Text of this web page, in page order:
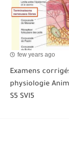
few years ago
Examens
physiologie
S5 SVI5